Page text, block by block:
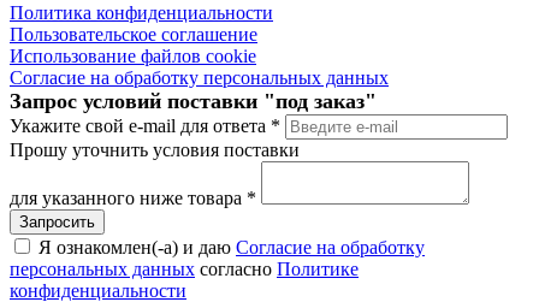
Политика конфиденциальности
Пользовательское соглашение
Использование файлов cookie
Согласие на обработку персональных данных
Запрос условий поставки "под заказ"
Укажите свой e-mail для ответа *
Прошу уточнить условия поставки
для указанного ниже товара *
Я ознакомлен(-а) и даю Согласие на обработку
персональных данных согласно Политике
конфиденциальности